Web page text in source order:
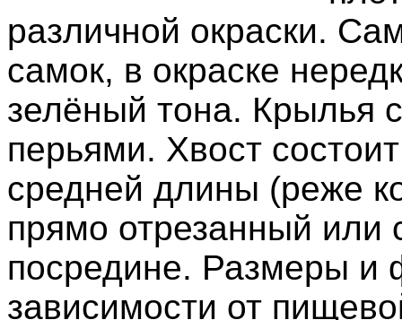
различной окраски.
самок, в окраске
зелёный тона. Крылья
перьями. Хвост
средней длины (реже
прямо отрезанный или
посредине. Размеры и
зависимости от